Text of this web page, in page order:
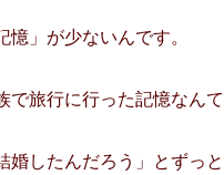
」が少ないんです。
旅行に行った記憶なんて
したんだろう」とずっと